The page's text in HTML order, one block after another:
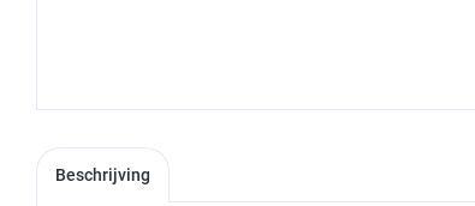
Beschrijving